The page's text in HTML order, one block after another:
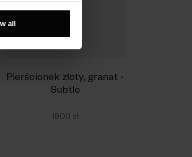
all
Pierścionek złoty, granat -
Subtle
1900 zł